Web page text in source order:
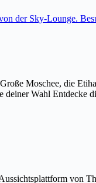
der Sky-Lounge.
Moschee, die
deiner Wahl Entdecke
von